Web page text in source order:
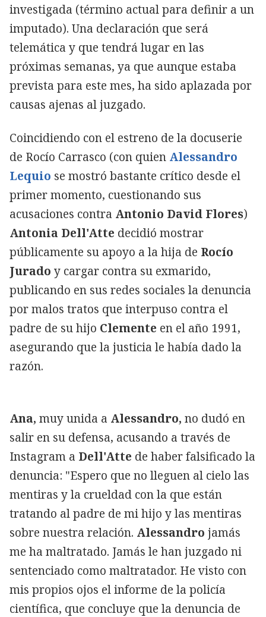
investigada (término actual para definir a un
imputado). Una declaración que será
telemática y que tendrá lugar en las
próximas semanas, ya que aunque estaba
prevista para este mes, ha sido aplazada por
causas ajenas al juzgado.
Coincidiendo con el estreno de la docuserie
de Rocío Carrasco (con quien Alessandro
Lequio se mostró bastante crítico desde el
primer momento, cuestionando sus
acusaciones contra Antonio David Flores)
Antonia Dell'Atte decidió mostrar
públicamente su apoyo a la hija de Rocío
Jurado y cargar contra su exmarido,
publicando en sus redes sociales la denuncia
por malos tratos que interpuso contra el
padre de su hijo Clemente en el año 1991,
asegurando que la justicia le había dado la
razón.
Ana, muy unida a Alessandro, no dudó en
salir en su defensa, acusando a través de
Instagram a Dell'Atte de haber falsificado la
denuncia: "Espero que no lleguen al cielo las
mentiras y la crueldad con la que están
tratando al padre de mi hijo y las mentiras
sobre nuestra relación. Alessandro jamás
me ha maltratado. Jamás le han juzgado ni
sentenciado como maltratador. He visto con
mis propios ojos el informe de la policía
científica, que concluye que la denuncia de